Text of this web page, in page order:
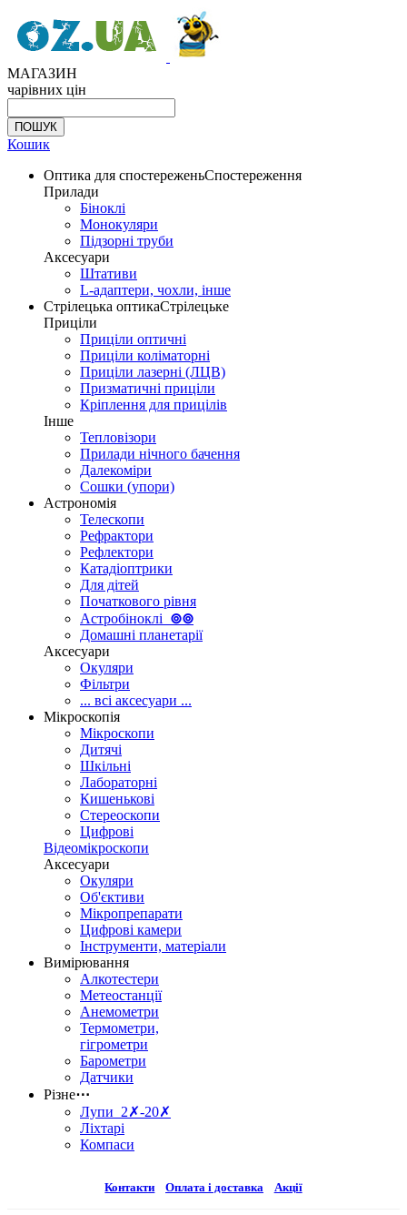
МАГАЗИН
чарівних цін
Кошик
Оптика для спостереженьСпостереження
Прилади
Біноклі
Монокуляри
Підзорні труби
Аксесуари
Штативи
L-адаптери, чохли, інше
Стрілецька оптикаСтрілецьке
Приціли
Приціли оптичні
Приціли коліматорні
Приціли лазерні (ЛЦВ)
Призматичні приціли
Кріплення для прицілів
Інше
Тепловізори
Прилади нічного бачення
Далекоміри
Сошки (упори)
Астрономія
Телескопи
Рефрактори
Рефлектори
Катадіоптрики
Для дітей
Початкового рівня
Астробіноклі ⊚⊚
Домашні планетарії
Аксесуари
Окуляри
Фільтри
... всі аксесуари ...
Мікроскопія
Мікроскопи
Дитячі
Шкільні
Лабораторні
Кишенькові
Стереоскопи
Цифрові
Відеомікроскопи
Аксесуари
Окуляри
Об'єктиви
Мікропрепарати
Цифрові камери
Інструменти, матеріали
Вимірювання
Алкотестери
Метеостанції
Анемометри
Термометри,
гігрометри
Барометри
Датчики
Різне⋯
Лупи 2✗-20✗
Ліхтарі
Компаси
Контакти Оплата і доставка Акції